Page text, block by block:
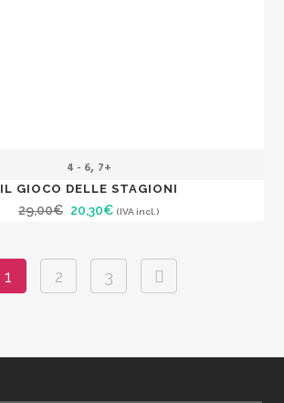
4 - 6, 7+
IL GIOCO DELLE STAGIONI
29,00€ Il
originale
20,30€Il
attuale
(IVA incl.)
1 2 3